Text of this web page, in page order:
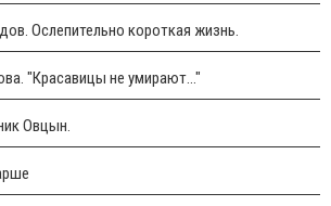
Ослепительно короткая жизнь.
"Красавицы не умирают..."
Овцын.